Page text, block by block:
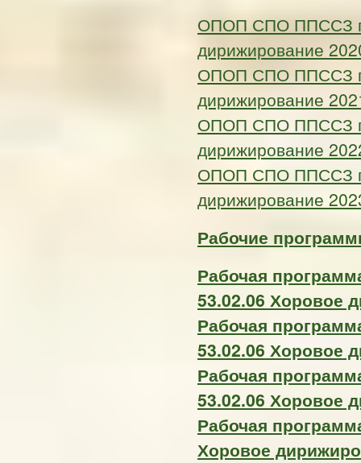
ОПОП СПО ППССЗ
дирижирование
ОПОП СПО ППССЗ
дирижирование
ОПОП СПО ППССЗ
дирижирование
ОПОП СПО ППССЗ
дирижирование
Рабочие
Рабочая
53.02.06 Хоровое
Рабочая
53.02.06 Хоровое
Рабочая
53.02.06 Хоровое
Рабочая
Хоровое